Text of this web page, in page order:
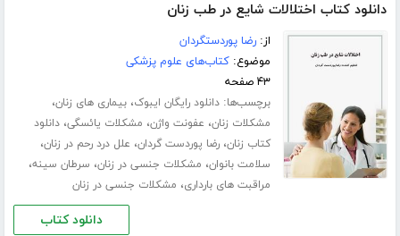
دانلود کتاب اختلالات شایع در طب زنان
از:رضا پوردستگردان
موضوع:کتاب‌های علوم پزشکی
۴۳ صفحه
برچسب‌ها:دانلود رایگان ایبوک،بیماری های زنان،
مشکلات زنان، عفونت واژن، مشکلات یائسگی،دانلود
کتاب زنان،رضا پوردست گردان، علل درد رحم در زنان،
سلامت بانوان، مشکلات جنسی در زنان، سرطان سینه،
مراقبت های بارداری، مشکلات جنسی در زنان
دانلود کتاب